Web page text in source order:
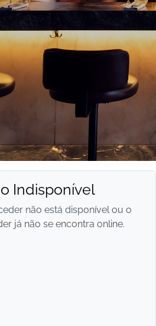
Indisponível
não está disponível ou o
já não se encontra online.